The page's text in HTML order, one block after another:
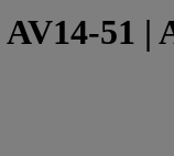
51